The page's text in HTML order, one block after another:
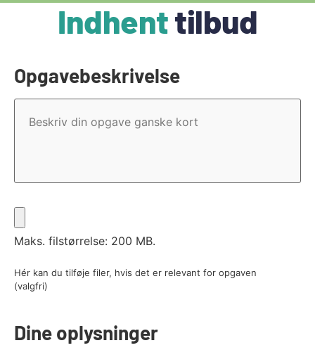
Indhenttilbud
Opgavebeskrivelse
Opgavebeskrivelse
Fil
Maks. filstørrelse: 200 MB.
Hér kan du tilføje filer, hvis det er relevant for opgaven
(valgfri)
Dine oplysninger